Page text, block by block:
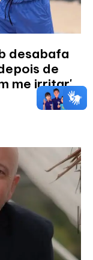
desabafa
de
me irritar'